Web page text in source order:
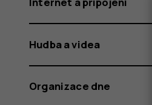
Hudba a videa
Organizace dne